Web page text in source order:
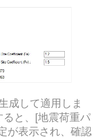
成して適用しま
と、[地震荷重パ
が表示され、確認